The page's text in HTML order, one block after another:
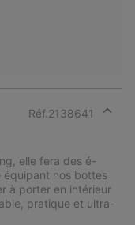
Réf. 2138641
elle fera des é-
équipant nos bottes
à porter en intérieur
pratique et ultra-